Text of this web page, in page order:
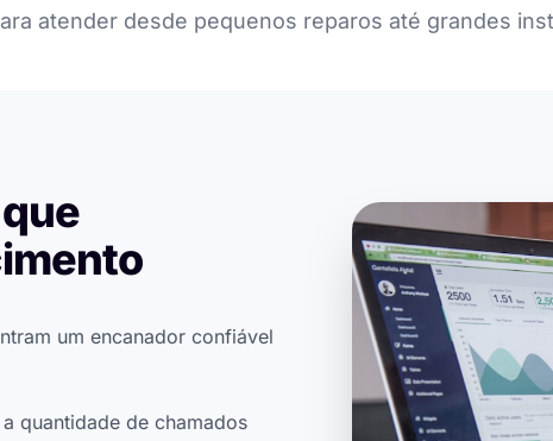
atender desde pequenos reparos até grandes
um encanador confiável
quantidade de chamados